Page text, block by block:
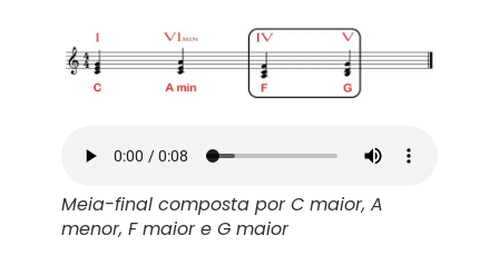
Meia-final composta por C maior, A
menor, F maior e G maior